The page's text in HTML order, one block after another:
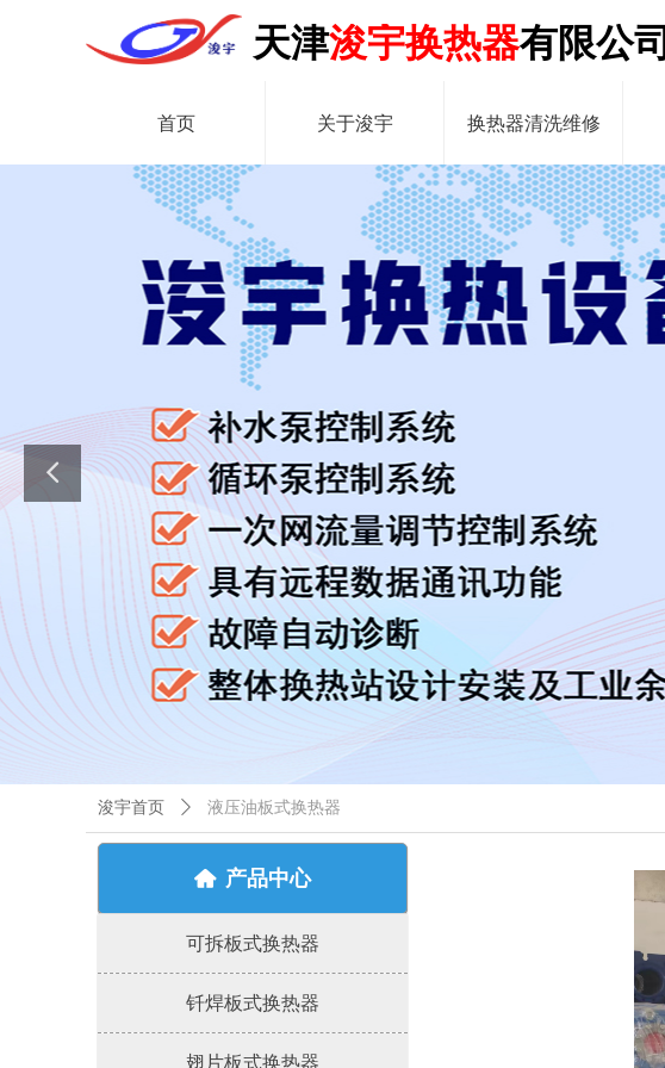
首页 关于浚宇 换热器清洗维修
天津浚宇换热器有限公司
浚宇首页 ꄲ 液压油板式换热器
낀 产品中心
可拆板式换热器
钎焊板式换热器
翅片板式换热器